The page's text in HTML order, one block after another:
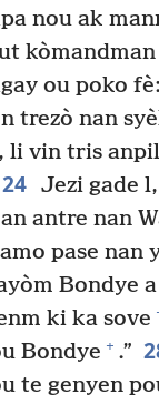
nou ak
kòmandman
ou poko
trezò nan
li vin tris
24 Jezi gade
antre nan
pase nan
Bondye a
ki ka sove
Bondye + .”
te genyen